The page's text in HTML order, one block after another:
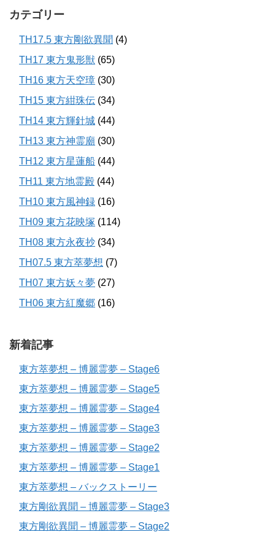
カテゴリー
TH17.5 東方剛欲異聞 (4)
TH17 東方鬼形獣 (65)
TH16 東方天空璋 (30)
TH15 東方紺珠伝 (34)
TH14 東方輝針城 (44)
TH13 東方神霊廟 (30)
TH12 東方星蓮船 (44)
TH11 東方地霊殿 (44)
TH10 東方風神録 (16)
TH09 東方花映塚 (114)
TH08 東方永夜抄 (34)
TH07.5 東方萃夢想 (7)
TH07 東方妖々夢 (27)
TH06 東方紅魔郷 (16)
新着記事
東方萃夢想 – 博麗霊夢 – Stage6
東方萃夢想 – 博麗霊夢 – Stage5
東方萃夢想 – 博麗霊夢 – Stage4
東方萃夢想 – 博麗霊夢 – Stage3
東方萃夢想 – 博麗霊夢 – Stage2
東方萃夢想 – 博麗霊夢 – Stage1
東方萃夢想 – バックストーリー
東方剛欲異聞 – 博麗霊夢 – Stage3
東方剛欲異聞 – 博麗霊夢 – Stage2